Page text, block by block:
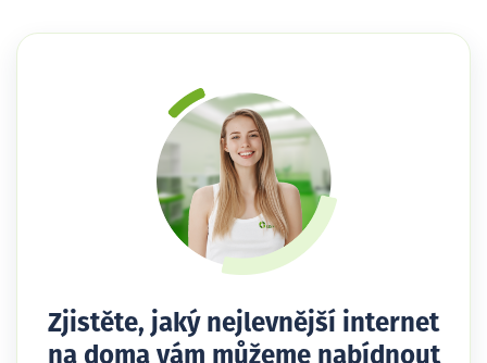
Zjistěte, jaký nejlevnější internet
na doma vám můžeme nabídnout